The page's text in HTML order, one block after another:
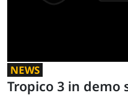
NEWS
Tropico 3 in demo